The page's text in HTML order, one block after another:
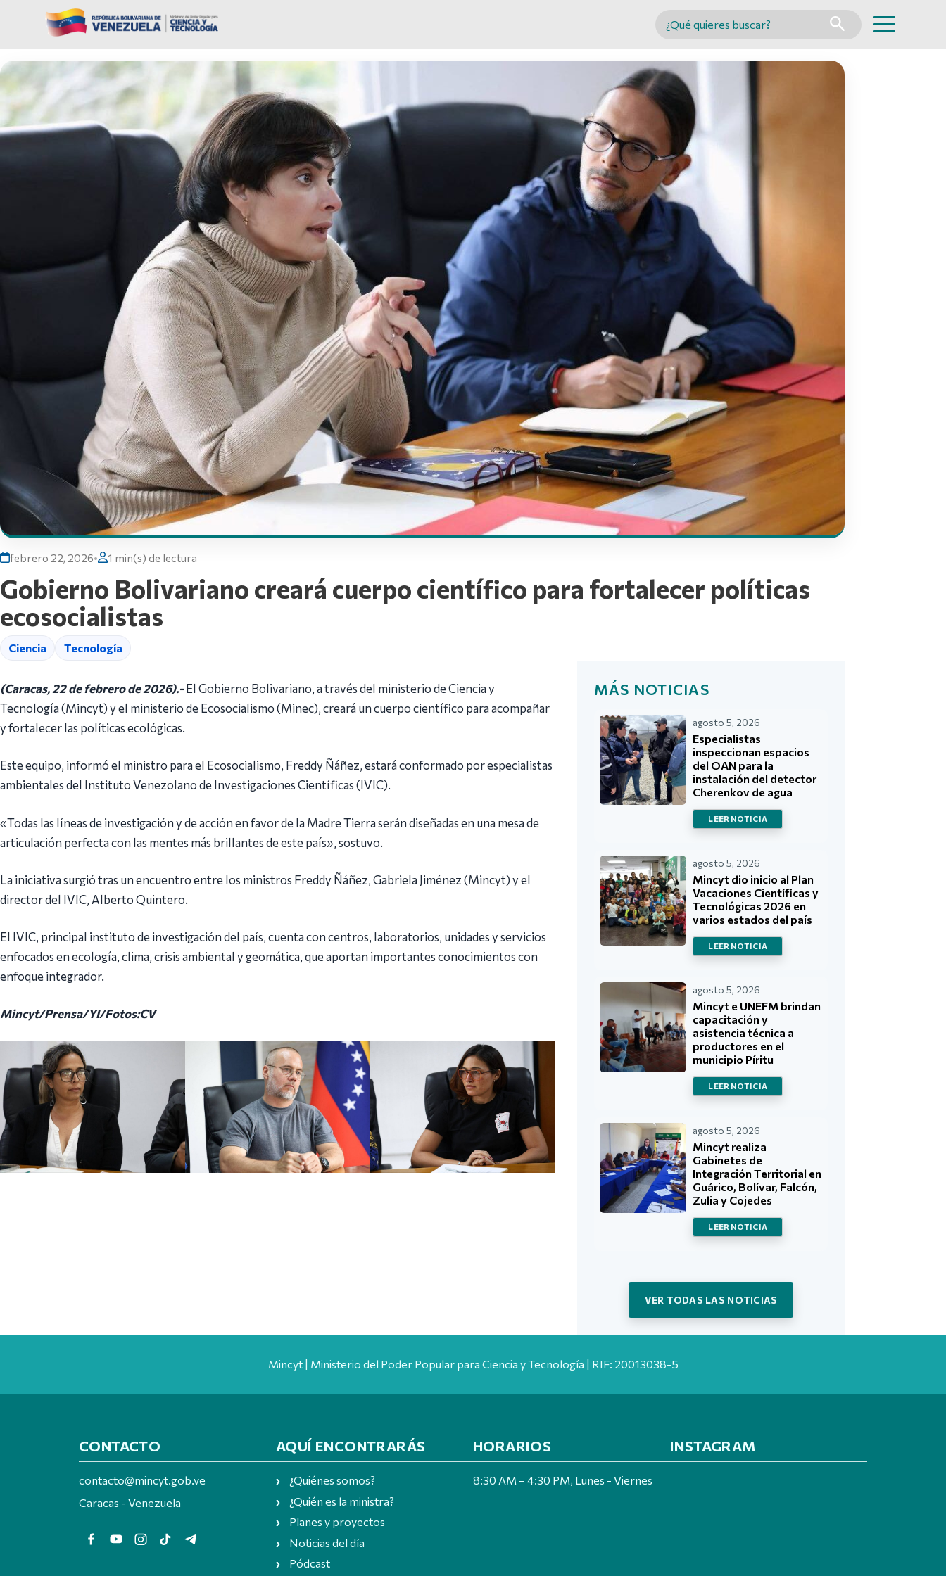
Buscar en MINCYT
febrero 22, 2026• 1 min(s) de lectura
Gobierno Bolivariano creará cuerpo científico para fortalecer políticas
ecosocialistas
Ciencia Tecnología
(Caracas, 22 de febrero de 2026).-El Gobierno Bolivariano, a través del ministerio de Ciencia y
Tecnología (Mincyt) y el ministerio de Ecosocialismo (Minec), creará un cuerpo científico para acompañar
y fortalecer las políticas ecológicas.
Este equipo, informó el ministro para el Ecosocialismo, Freddy Ñáñez, estará conformado por especialistas
ambientales del Instituto Venezolano de Investigaciones Científicas (IVIC).
«Todas las líneas de investigación y de acción en favor de la Madre Tierra serán diseñadas en una mesa de
articulación perfecta con las mentes más brillantes de este país», sostuvo.
La iniciativa surgió tras un encuentro entre los ministros Freddy Ñáñez, Gabriela Jiménez (Mincyt) y el
director del IVIC, Alberto Quintero.
El IVIC, principal instituto de investigación del país, cuenta con centros, laboratorios, unidades y servicios
enfocados en ecología, clima, crisis ambiental y geomática, que aportan importantes conocimientos con
enfoque integrador.
Mincyt/Prensa/YI/Fotos:CV
MÁS NOTICIAS
agosto 5, 2026
Especialistas
inspeccionan espacios
del OAN para la
instalación del detector
Cherenkov de agua
LEER NOTICIA
agosto 5, 2026
Mincyt dio inicio al Plan
Vacaciones Científicas y
Tecnológicas 2026 en
varios estados del país
LEER NOTICIA
agosto 5, 2026
Mincyt e UNEFM brindan
capacitación y
asistencia técnica a
productores en el
municipio Píritu
LEER NOTICIA
agosto 5, 2026
Mincyt realiza
Gabinetes de
Integración Territorial en
Guárico, Bolívar, Falcón,
Zulia y Cojedes
LEER NOTICIA
VER TODAS LAS NOTICIAS
Mincyt | Ministerio del Poder Popular para Ciencia y Tecnología | RIF: 20013038-5
CONTACTO
contacto@mincyt.gob.ve
Caracas - Venezuela
AQUÍ ENCONTRARÁS
¿Quiénes somos?
¿Quién es la ministra?
Planes y proyectos
Noticias del día
Pódcast
HORARIOS
8:30 AM – 4:30 PM, Lunes - Viernes
INSTAGRAM